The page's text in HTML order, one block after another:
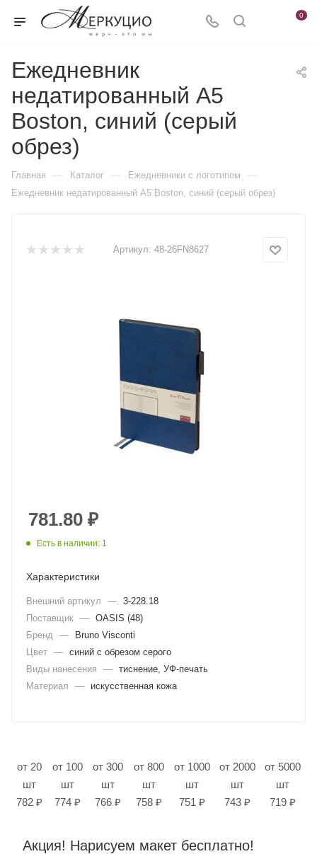
0
Ежедневник
недатированный А5
Boston, синий (серый
обрез)
Главная — Каталог — Ежедневники c логотипом —
Ежедневник недатированный А5 Boston, синий (серый обрез)
Артикул: 48-26FN8627
781.80 ₽
Есть в наличии: 1
Характеристики
Внешний артикул — 3-228.18
Поставщик — OASIS (48)
Бренд
—
Bruno Visconti
Цвет — синий с обрезом серого
Виды нанесения
— тиснение, УФ-печать
Материал
— искусственная кожа
от 20
шт
782 ₽
от 100
шт
774 ₽
от 300
шт
766 ₽
от 800
шт
758 ₽
от 1000
шт
751 ₽
от 2000
шт
743 ₽
от 5000
шт
719 ₽
Акция! Нарисуем макет бесплатно!